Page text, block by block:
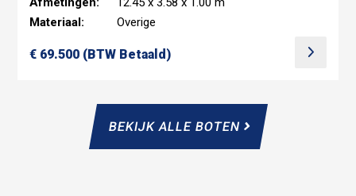
Materiaal:
Overige
€ 69.500 (BTW Betaald)
BEKIJK ALLE BOTEN